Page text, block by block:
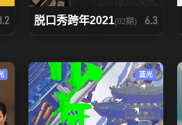
脱口秀跨年2021(02期) 6.3
蓝光